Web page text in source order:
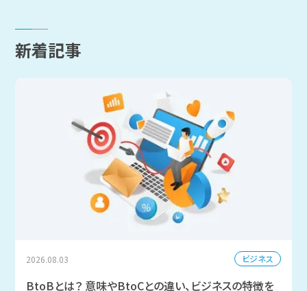
新着記事
2026.08.03 ビジネス
BtoBとは？ 意味やBtoCとの違い、ビジネスの特徴を